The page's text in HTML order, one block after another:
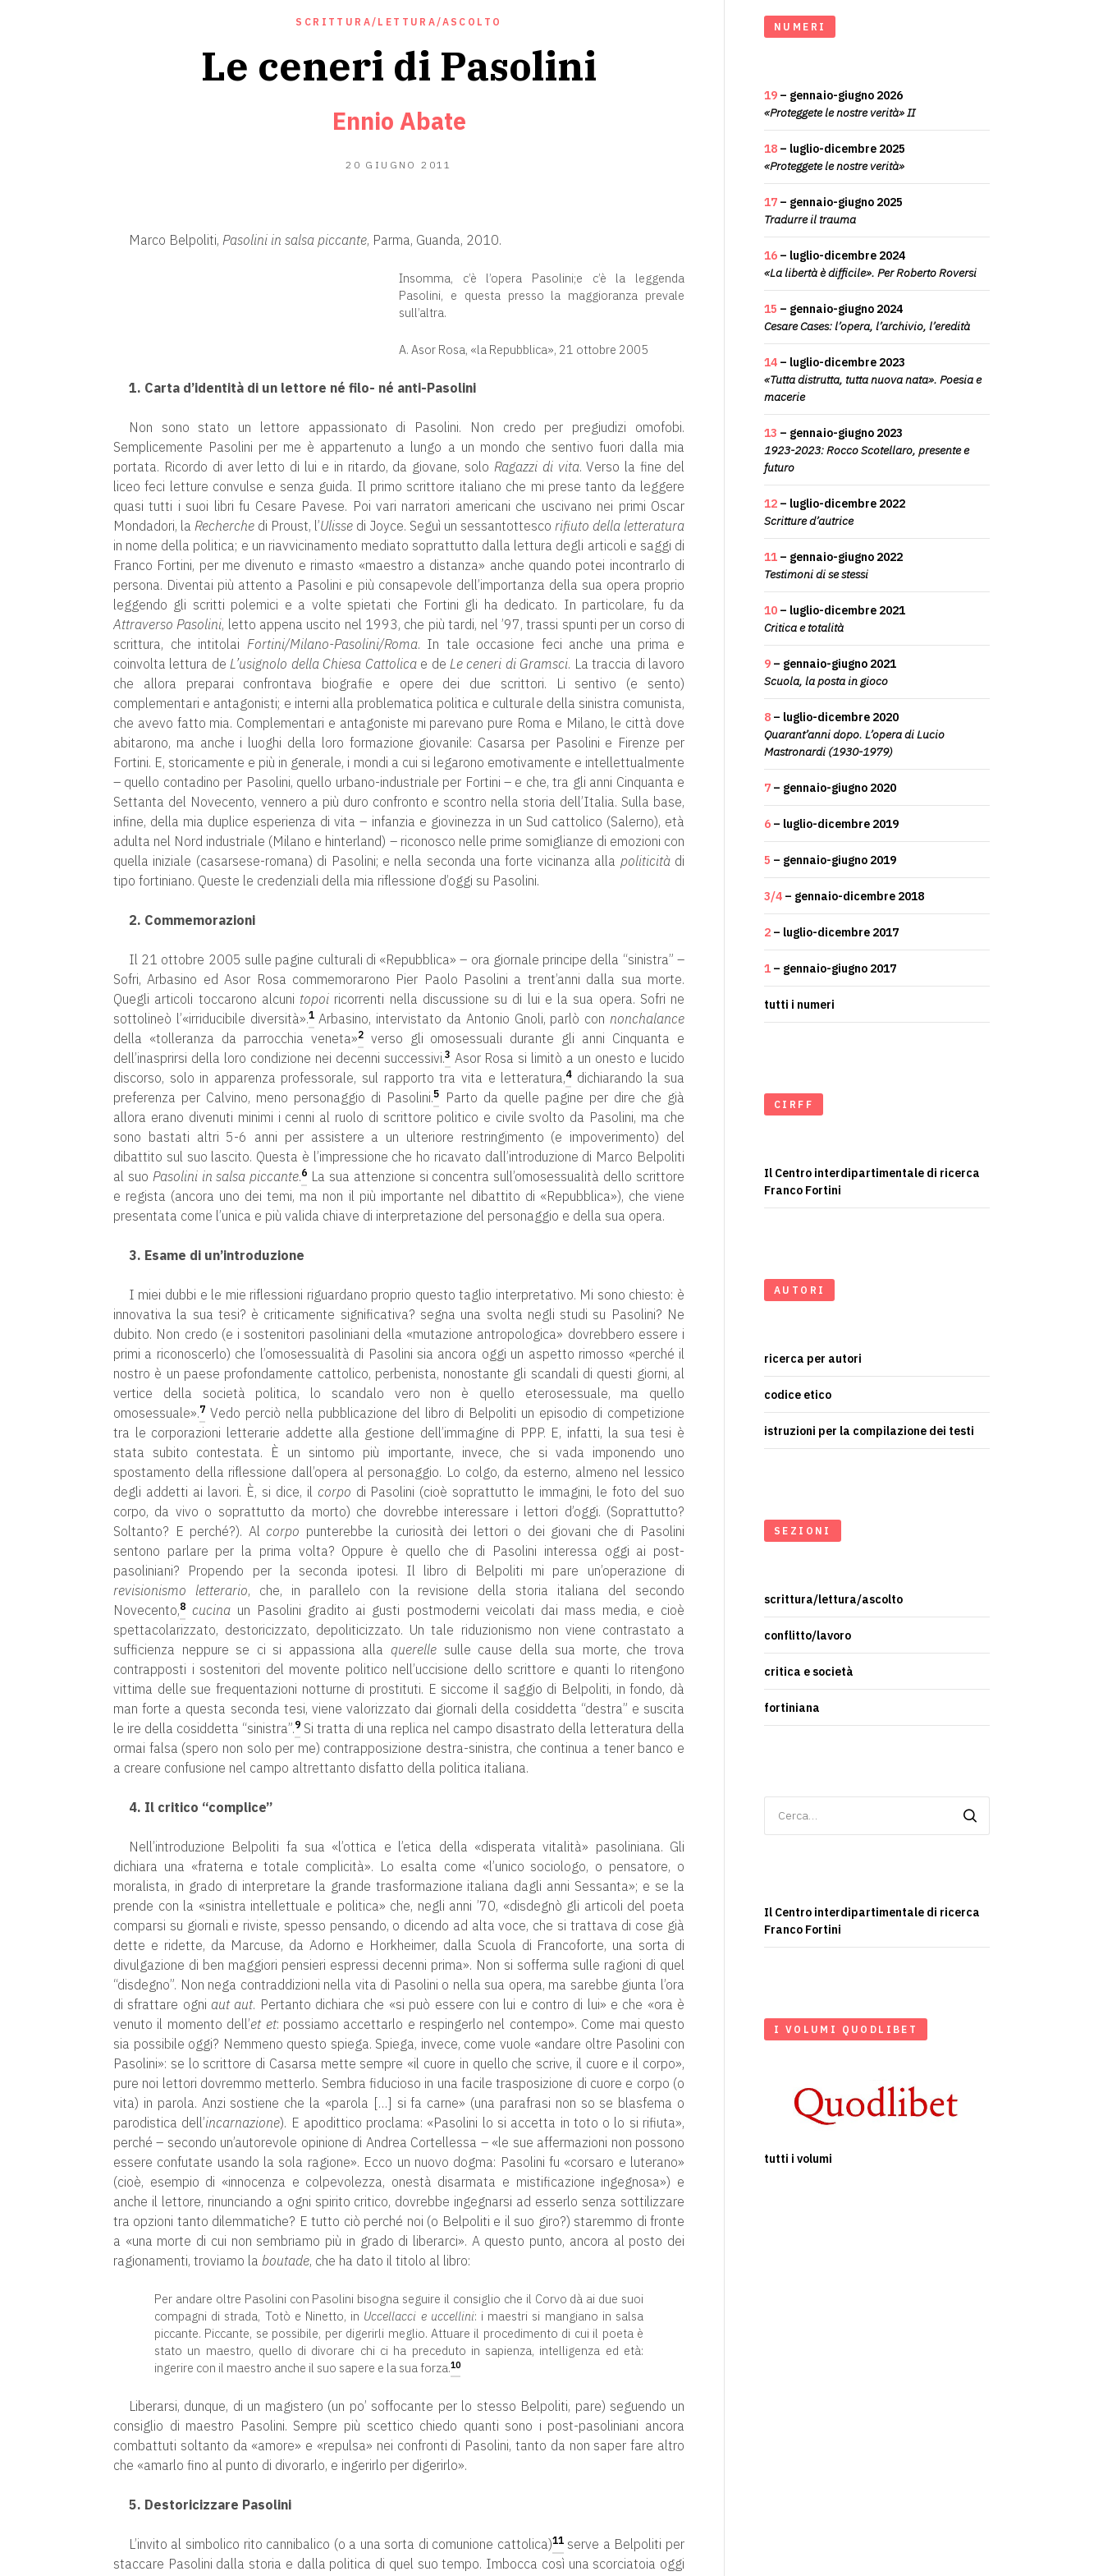
SCRITTURA/LETTURA/ASCOLTO
Le ceneri di Pasolini
Ennio Abate
20 GIUGNO 2011
Marco Belpoliti, Pasolini in salsa piccante, Parma, Guanda, 2010.
Insomma, c’è l’opera Pasolini;e c’è la leggenda
Pasolini, e questa presso la maggioranza prevale
sull’altra.
A. Asor Rosa, «la Repubblica», 21 ottobre 2005
1. Carta d’identità di un lettore né filo- né anti-Pasolini
Non sono stato un lettore appassionato di Pasolini. Non credo per pregiudizi omofobi.
Semplicemente Pasolini per me è appartenuto a lungo a un mondo che sentivo fuori dalla mia
portata. Ricordo di aver letto di lui e in ritardo, da giovane, solo Ragazzi di vita. Verso la fine del
liceo feci letture convulse e senza guida. Il primo scrittore italiano che mi prese tanto da leggere
quasi tutti i suoi libri fu Cesare Pavese. Poi vari narratori americani che uscivano nei primi Oscar
Mondadori, laRecherche di Proust, l’Ulisse di Joyce. Seguì un sessantottesco rifiuto della letteratura
in nome della politica; e un riavvicinamento mediato soprattutto dalla lettura degli articoli e saggi di
Franco Fortini, per me divenuto e rimasto «maestro a distanza» anche quando potei incontrarlo di
persona. Diventai più attento a Pasolini e più consapevole dell’importanza della sua opera proprio
leggendo gli scritti polemici e a volte spietati che Fortini gli ha dedicato. In particolare, fu da
Attraverso Pasolini, letto appena uscito nel 1993, che più tardi, nel ’97, trassi spunti per un corso di
scrittura, che intitolai Fortini/Milano-Pasolini/Roma. In tale occasione feci anche una prima e
coinvolta lettura deL’usignolo della Chiesa Cattolicae de Le ceneri di Gramsci. La traccia di lavoro
che allora preparai confrontava biografie e opere dei due scrittori. Li sentivo (e sento)
complementari e antagonisti; e interni alla problematica politica e culturale della sinistra comunista,
che avevo fatto mia. Complementari e antagoniste mi parevano pure Roma e Milano, le città dove
abitarono, ma anche i luoghi della loro formazione giovanile: Casarsa per Pasolini e Firenze per
Fortini. E, storicamente e più in generale, i mondi a cui si legarono emotivamente e intellettualmente
– quello contadino per Pasolini, quello urbano-industriale per Fortini – e che, tra gli anni Cinquanta e
Settanta del Novecento, vennero a più duro confronto e scontro nella storia dell’Italia. Sulla base,
infine, della mia duplice esperienza di vita – infanzia e giovinezza in un Sud cattolico (Salerno), età
adulta nel Nord industriale (Milano e hinterland) – riconosco nelle prime somiglianze di emozioni con
quella iniziale (casarsese-romana) di Pasolini; e nella seconda una forte vicinanza alla politicitàdi
tipo fortiniano. Queste le credenziali della mia riflessione d’oggi su Pasolini.
2. Commemorazioni
Il 21 ottobre 2005 sulle pagine culturali di «Repubblica» – ora giornale principe della “sinistra” –
Sofri, Arbasino ed Asor Rosa commemorarono Pier Paolo Pasolini a trent’anni dalla sua morte.
Quegli articoli toccarono alcuni topoi ricorrenti nella discussione su di lui e la sua opera. Sofri ne
sottolineò l’«irriducibile diversità».1Arbasino, intervistato da Antonio Gnoli, parlò connonchalance
della «tolleranza da parrocchia veneta»2verso gli omosessuali durante gli anni Cinquanta e
dell’inasprirsi della loro condizione nei decenni successivi.3 Asor Rosa si limitò a un onesto e lucido
discorso, solo in apparenza professorale, sul rapporto tra vita e letteratura,4dichiarando la sua
preferenza per Calvino, meno personaggio di Pasolini.5
Parto da quelle pagine per dire che già
allora erano divenuti minimi i cenni al ruolo di scrittore politico e civile svolto da Pasolini, ma che
sono bastati altri 5-6 anni per assistere a un ulteriore restringimento (e impoverimento) del
dibattito sul suo lascito. Questa è l’impressione che ho ricavato dall’introduzione di Marco Belpoliti
al suo Pasolini in salsa piccante.6 La sua attenzione si concentra sull’omosessualità dello scrittore
e regista (ancora uno dei temi, ma non il più importante nel dibattito di «Repubblica»), che viene
presentata come l’unica e più valida chiave di interpretazione del personaggio e della sua opera.
3. Esame di un’introduzione
I miei dubbi e le mie riflessioni riguardano proprio questo taglio interpretativo. Mi sono chiesto: è
innovativa la sua tesi? è criticamente significativa? segna una svolta negli studi su Pasolini? Ne
dubito. Non credo (e i sostenitori pasoliniani della «mutazione antropologica» dovrebbero essere i
primi a riconoscerlo) che l’omosessualità di Pasolini sia ancora oggi un aspetto rimosso «perché il
nostro è un paese profondamente cattolico, perbenista, nonostante gli scandali di questi giorni, al
vertice della società politica, lo scandalo vero non è quello eterosessuale, ma quello
omosessuale».7 Vedo perciò nella pubblicazione del libro di Belpoliti un episodio di competizione
tra le corporazioni letterarie addette alla gestione dell’immagine di PPP. E, infatti, la sua tesi è
stata subito contestata. È un sintomo più importante, invece, che si vada imponendo uno
spostamento della riflessione dall’opera al personaggio. Lo colgo, da esterno, almeno nel lessico
degli addetti ai lavori. È, si dice, il corpo di Pasolini (cioè soprattutto le immagini, le foto del suo
corpo, da vivo o soprattutto da morto) che dovrebbe interessare i lettori d’oggi. (Soprattutto?
Soltanto? E perché?). Al corpo punterebbe la curiosità dei lettori o dei giovani che di Pasolini
sentono parlare per la prima volta? Oppure è quello che di Pasolini interessa oggi ai post-
pasoliniani? Propendo per la seconda ipotesi. Il libro di Belpoliti mi pare un’operazione di
revisionismo letterario, che, in parallelo con la revisione della storia italiana del secondo
Novecento,8 cucina un Pasolini gradito ai gusti postmoderni veicolati dai mass media, e cioè
spettacolarizzato, destoricizzato, depoliticizzato. Un tale riduzionismo non viene contrastato a
sufficienza neppure se ci si appassiona alla querelle sulle cause della sua morte, che trova
contrapposti i sostenitori del movente politico nell’uccisione dello scrittore e quanti lo ritengono
vittima delle sue frequentazioni notturne di prostituti. E siccome il saggio di Belpoliti, in fondo, dà
man forte a questa seconda tesi, viene valorizzato dai giornali della cosiddetta “destra” e suscita
le ire della cosiddetta “sinistra”.9 Si tratta di una replica nel campo disastrato della letteratura della
ormai falsa (spero non solo per me) contrapposizione destra-sinistra, che continua a tener banco e
a creare confusione nel campo altrettanto disfatto della politica italiana.
4. Il critico “complice”
Nell’introduzione Belpoliti fa sua «l’ottica e l’etica della «disperata vitalità» pasoliniana. Gli
dichiara una «fraterna e totale complicità». Lo esalta come «l’unico sociologo, o pensatore, o
moralista, in grado di interpretare la grande trasformazione italiana dagli anni Sessanta»; e se la
prende con la «sinistra intellettuale e politica» che, negli anni ’70, «disdegnò gli articoli del poeta
comparsi su giornali e riviste, spesso pensando, o dicendo ad alta voce, che si trattava di cose già
dette e ridette, da Marcuse, da Adorno e Horkheimer, dalla Scuola di Francoforte, una sorta di
divulgazione di ben maggiori pensieri espressi decenni prima». Non si sofferma sulle ragioni di quel
“disdegno”. Non nega contraddizioni nella vita di Pasolini o nella sua opera, ma sarebbe giunta l’ora
di sfrattare ogni aut aut. Pertanto dichiara che «si può essere con lui e contro di lui» e che «ora è
venuto il momento dell’et et: possiamo accettarlo e respingerlo nel contempo». Come mai questo
sia possibile oggi? Nemmeno questo spiega. Spiega, invece, come vuole «andare oltre Pasolini con
Pasolini»: se lo scrittore di Casarsa mette sempre «il cuore in quello che scrive, il cuore e il corpo»,
pure noi lettori dovremmo metterlo. Sembra fiducioso in una facile trasposizione di cuore e corpo (o
vita) in parola. Anzi sostiene che la «parola […] si fa carne» (una parafrasi non so se blasfema o
parodistica dell’incarnazione). E apodittico proclama: «Pasolini lo si accetta in toto o lo si rifiuta»,
perché – secondo un’autorevole opinione di Andrea Cortellessa – «le sue affermazioni non possono
essere confutate usando la sola ragione». Ecco un nuovo dogma: Pasolini fu «corsaro e luterano»
(cioè, esempio di «innocenza e colpevolezza, onestà disarmata e mistificazione ingegnosa») e
anche il lettore, rinunciando a ogni spirito critico, dovrebbe ingegnarsi ad esserlo senza sottilizzare
tra opzioni tanto dilemmatiche? E tutto ciò perché noi (o Belpoliti e il suo giro?) staremmo di fronte
a «una morte di cui non sembriamo più in grado di liberarci». A questo punto, ancora al posto dei
ragionamenti, troviamo la boutade, che ha dato il titolo al libro:
Per andare oltre Pasolini con Pasolini bisogna seguire il consiglio che il Corvo dà ai due suoi
compagni di strada, Totò e Ninetto, in Uccellacci e uccellini: i maestri si mangiano in salsa
piccante. Piccante, se possibile, per digerirli meglio. Attuare il procedimento di cui il poeta è
stato un maestro, quello di divorare chi ci ha preceduto in sapienza, intelligenza ed età:
ingerire con il maestro anche il suo sapere e la sua forza.10
Liberarsi, dunque, di un magistero (un po’ soffocante per lo stesso Belpoliti, pare) seguendo un
consiglio di maestro Pasolini. Sempre più scettico chiedo quanti sono i post-pasoliniani ancora
combattuti soltanto da «amore» e «repulsa» nei confronti di Pasolini, tanto da non saper fare altro
che «amarlo fino al punto di divorarlo, e ingerirlo per digerirlo».
5. Destoricizzare Pasolini
L’invito al simbolico rito cannibalico (o a una sorta di comunione cattolica)11serve a Belpoliti per
staccare Pasolini dalla storia e dalla politica di quel suo tempo. Imbocca così una scorciatoia oggi
NUMERI
19 – gennaio-giugno 2026
«Proteggete le nostre verità» II
18 – luglio-dicembre 2025
«Proteggete le nostre verità»
17 – gennaio-giugno 2025
Tradurre il trauma
16 – luglio-dicembre 2024
«La libertà è difficile». Per Roberto Roversi
15 – gennaio-giugno 2024
Cesare Cases: l’opera, l’archivio, l’eredità
14 – luglio-dicembre 2023
«Tutta distrutta, tutta nuova nata». Poesia e
macerie
13 – gennaio-giugno 2023
1923-2023: Rocco Scotellaro, presente e
futuro
12 – luglio-dicembre 2022
Scritture d’autrice
11 – gennaio-giugno 2022
Testimoni di se stessi
10 – luglio-dicembre 2021
Critica e totalità
9 – gennaio-giugno 2021
Scuola, la posta in gioco
8 – luglio-dicembre 2020
Quarant’anni dopo. L’opera di Lucio
Mastronardi (1930-1979)
7 – gennaio-giugno 2020
6 – luglio-dicembre 2019
5 – gennaio-giugno 2019
3/4 – gennaio-dicembre 2018
2 – luglio-dicembre 2017
1 – gennaio-giugno 2017
tutti i numeri
CIRFF
Il Centro interdipartimentale di ricerca
Franco Fortini
AUTORI
ricerca per autori
codice etico
istruzioni per la compilazione dei testi
SEZIONI
scrittura/lettura/ascolto
conflitto/lavoro
critica e società
fortiniana
per:
Il Centro interdipartimentale di ricerca
Franco Fortini
I VOLUMI QUODLIBET
tutti i volumi